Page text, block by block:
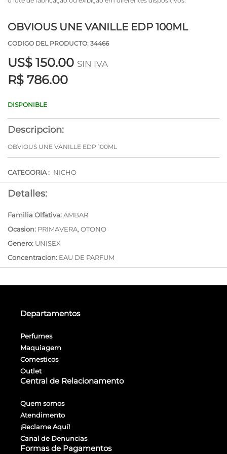
OBVIOUS UNE VANILLE EDP 100ML
CODIGO DEL PRODUCTO: 34466
US$ 150.00 SIN IVA
R$ 786.00
DISPONIBLE
Descripcion:
OBVIOUS UNE VANILLE EDP 100ML
CATEGORIA : NICHO
Detalles:
Familia Olfativa:AMBAR
Ocasion: PRIMAVERA, OTONO
Genero: UNISEX
Concentracion: EAU DE PARFUM
Departamentos
Perfumes
Maquiagem
Comesticos
Outlet
Central de Relacionamento
Quem somos
Atendimento
¡Reclame Aquí!
Canal de Denuncias
Formas de Pagamentos